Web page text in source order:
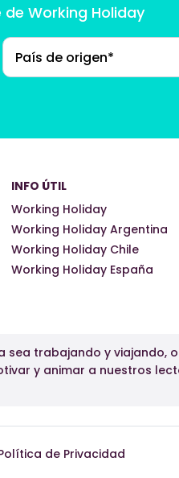
de Working Holiday
INFO ÚTIL
Working Holiday
Working Holiday Argentina
Working Holiday Chile
Working Holiday España
sea trabajando y viajando,
y animar a nuestros
de Privacidad